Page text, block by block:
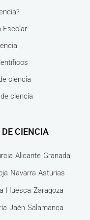
Escolar
ciencia
ciencia
CIENCIA
Alicante Granada
Navarra Asturias
Huesca Zaragoza
Jaén Salamanca